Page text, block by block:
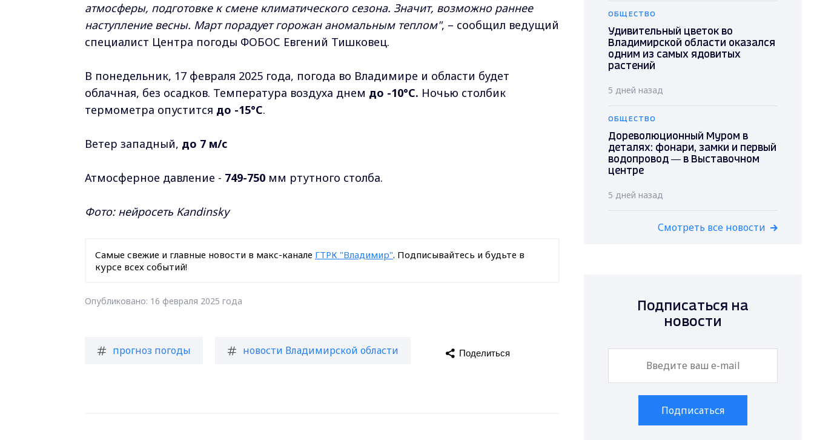
атмосферы, подготовке к смене климатического сезона. Значит, возможно раннее
наступление весны. Март порадует горожан аномальным теплом", – сообщил ведущий
специалист Центра погоды ФОБОС Евгений Тишковец.
В понедельник, 17 февраля 2025 года, погода во Владимире и области будет
облачная, без осадков. Температура воздуха днем до -10°C. Ночью столбик
термометра опустится до -15°C.
Ветер западный, до 7 м/c
Атмосферное давление - 749-750 мм ртутного столба.
Фото: нейросеть Kandinsky
Самые свежие и главные новости в макс-канале ГТРК "Владимир". Подписывайтесь и будьте в
курсе всех событий!
Опубликовано: 16 февраля 2025 года
прогноз погоды новости Владимирской области Поделиться
ОБЩЕСТВО
Удивительный цветок во
Владимирской области оказался
одним из самых ядовитых
растений
5 дней назад
ОБЩЕСТВО
Дореволюционный Муром в
деталях: фонари, замки и первый
водопровод — в Выставочном
центре
5 дней назад
Смотреть все новости
Подписаться на
новости
Подписаться